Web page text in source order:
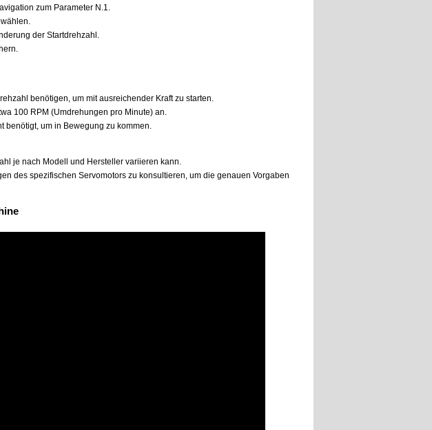
zum Parameter N.1.
der Startdrehzahl.
benötigen, um mit ausreichender Kraft zu starten.
100 RPM (Umdrehungen pro Minute) an.
benötigt, um in Bewegung zu kommen.
je nach Modell und Hersteller variieren kann.
des spezifischen Servomotors zu konsultieren, um die genauen Vorgaben